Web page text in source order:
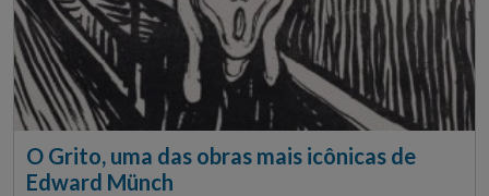
O Grito, uma das obras mais icônicas de
Edward Münch